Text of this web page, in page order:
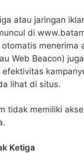
atau jaringan
di
Web Beacon)
lihat di situs.
tidak memiliki
Ketiga